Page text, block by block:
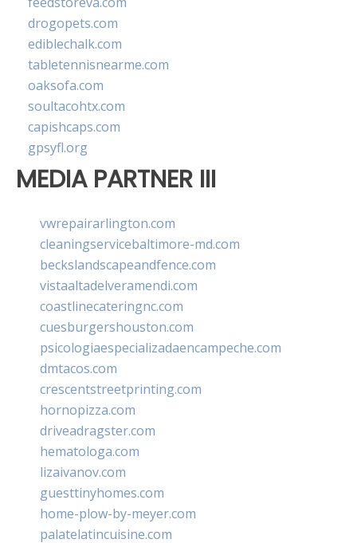
drogopets.com
ediblechalk.com
tabletennisnearme.com
oaksofa.com
soultacohtx.com
capishcaps.com
gpsyfl.org
MEDIA PARTNER III
vwrepairarlington.com
cleaningservicebaltimore-md.com
beckslandscapeandfence.com
vistaaltadelveramendi.com
coastlinecateringnc.com
cuesburgershouston.com
psicologiaespecializadaencampeche.com
dmtacos.com
crescentstreetprinting.com
hornopizza.com
driveadragster.com
hematologa.com
lizaivanov.com
guesttinyhomes.com
home-plow-by-meyer.com
palatelatincuisine.com